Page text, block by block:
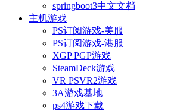
springboot3中文文档
主机游戏
PS订阅游戏-美服
PS订阅游戏-港服
XGP PGP游戏
SteamDeck游戏
VR PSVR2游戏
3A游戏基地
ps4游戏下载